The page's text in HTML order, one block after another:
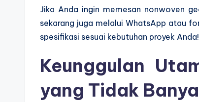
Jika Anda ingin memesan nonwoven
sekarang juga melalui WhatsApp atau
spesifikasi sesuai kebutuhan proyek Anda!
Keunggulan
yang Tidak